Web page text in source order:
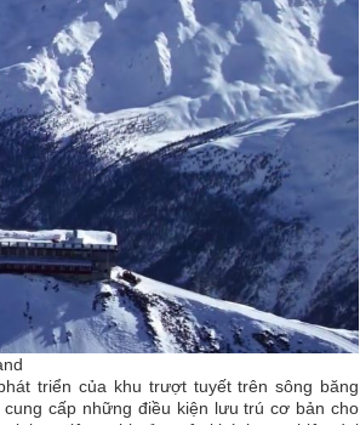
triển của khu trượt tuyết trên sông băng
cấp những điều kiện lưu trú cơ bản cho